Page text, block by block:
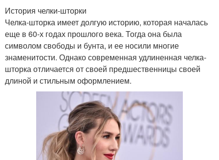
История челки-шторки
Челка-шторка имеет долгую историю, которая началась
еще в 60-х годах прошлого века. Тогда она была
символом свободы и бунта, и ее носили многие
знаменитости. Однако современная удлиненная челка-
шторка отличается от своей предшественницы своей
длиной и стильным оформлением.